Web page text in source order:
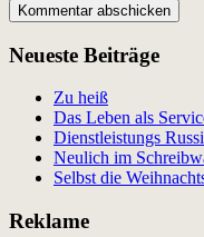
Neueste Beiträge
Zu heiß
Das Leben als
Dienstleistungs
Neulich im
Selbst die
Reklame